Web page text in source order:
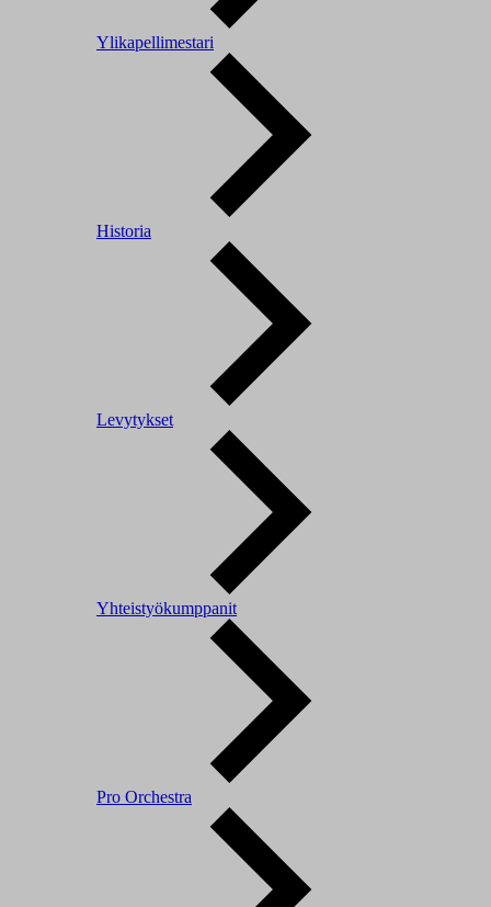
Ylikapellimestari
Historia
Levytykset
Yhteistyökumppanit
Pro Orchestra